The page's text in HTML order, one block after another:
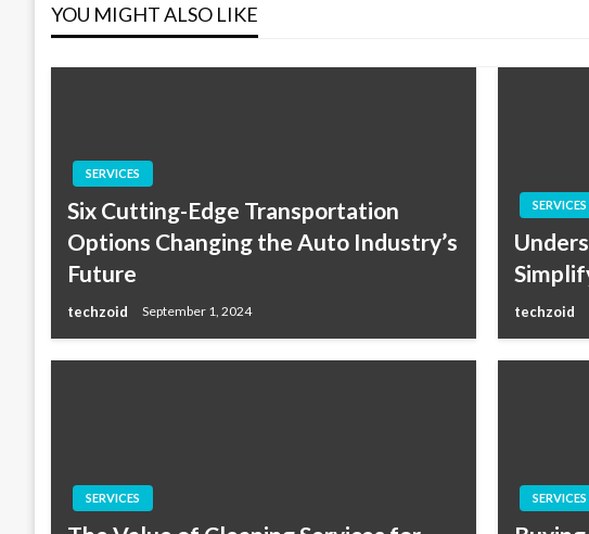
YOU MIGHT ALSO LIKE
SERVICES
Six Cutting-Edge Transportation
Options Changing the Auto Industry’s
Future
techzoid September 1, 2024
SERVICES
techzoid
SERVICES SERVICES